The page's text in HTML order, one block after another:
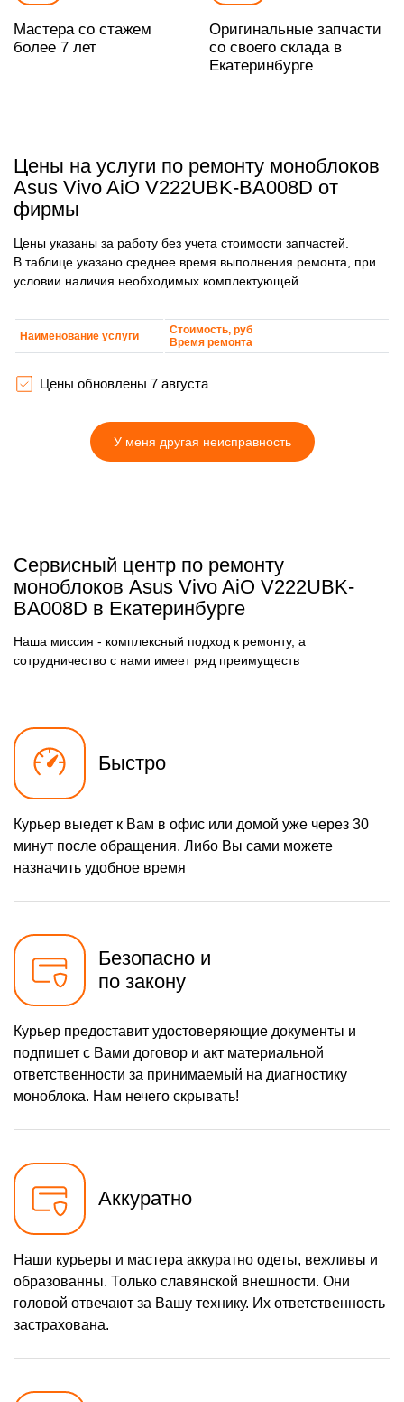
Мастера со стажем
более 7 лет
Оригинальные запчасти
со своего склада в
Екатеринбурге
Цены на услуги по ремонту моноблоков
Asus Vivo AiO V222UBK-BA008D от
фирмы
Цены указаны за работу без учета стоимости запчастей.
В таблице указано среднее время выполнения ремонта, при
условии наличия необходимых комплектующей.
Наименование услуги
Стоимость, руб
Время ремонта
Цены обновлены 7 августа
У меня другая неисправность
Сервисный центр по ремонту
моноблоков Asus Vivo AiO V222UBK-
BA008D в Екатеринбурге
Наша миссия - комплексный подход к ремонту, а
сотрудничество с нами имеет ряд преимуществ
Быстро
Курьер выедет к Вам в офис или домой уже через 30
минут после обращения. Либо Вы сами можете
назначить удобное время
Безопасно и
по закону
Курьер предоставит удостоверяющие документы и
подпишет с Вами договор и акт материальной
ответственности за принимаемый на диагностику
моноблока. Нам нечего скрывать!
Аккуратно
Наши курьеры и мастера аккуратно одеты, вежливы и
образованны. Только славянской внешности. Они
головой отвечают за Вашу технику. Их ответственность
застрахована.